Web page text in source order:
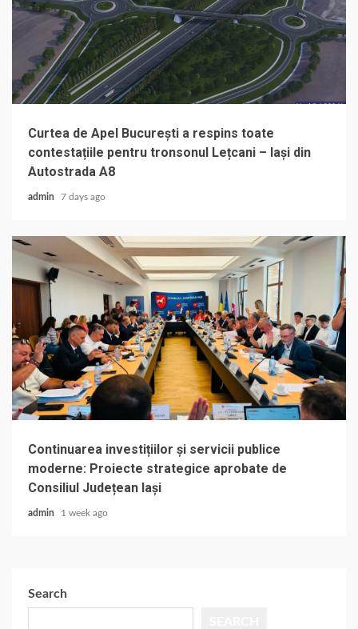
Curtea de Apel București a respins toate
contestațiile pentru tronsonul Lețcani – Iași din
Autostrada A8
admin 7 days ago
Continuarea investițiilor și servicii publice
moderne: Proiecte strategice aprobate de
Consiliul Județean Iași
admin 1 week ago
Search